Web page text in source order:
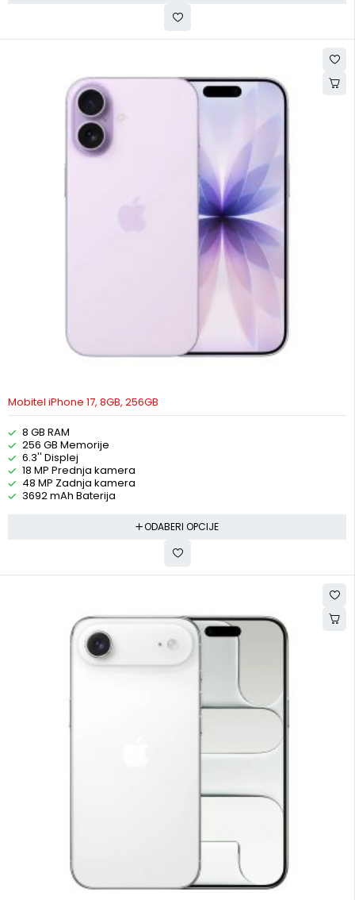
Mobitel iPhone 17, 8GB, 256GB
8 GB RAM
256 GB Memorije
6.3'' Displej
18 MP Prednja kamera
48 MP Zadnja kamera
3692 mAh Baterija
ODABERI OPCIJE